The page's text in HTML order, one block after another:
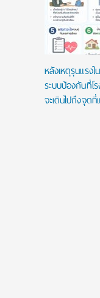
หลังเหตุรุนแรงใ
ระบบป้องกันที่โ
จะเดินไปถึงจุด